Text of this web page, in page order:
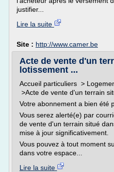
justifier...
Lire la suite
Site : http://www.camer.be
Acte de vente d'un
lotissement ...
Accueil particuliers >
>Acte de vente d'un terrain
Votre abonnement a bien été
Vous serez alerté(e) par
de vente d'un terrain situé
mise à jour significativement.
Vous pouvez à tout moment
dans votre espace...
Lire la suite